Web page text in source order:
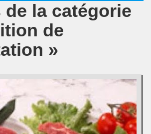
la catégorie
de
»